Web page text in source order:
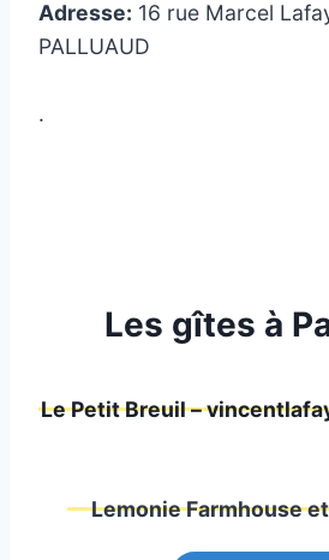
Adresse: 16 rue Marcel
PALLUAUD
.
Les gîtes à
Le Petit Breuil –
Lemonie Farmhouse